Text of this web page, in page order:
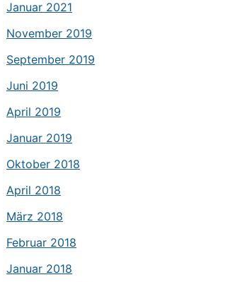
Januar 2021
November 2019
September 2019
Juni 2019
April 2019
Januar 2019
Oktober 2018
April 2018
März 2018
Februar 2018
Januar 2018